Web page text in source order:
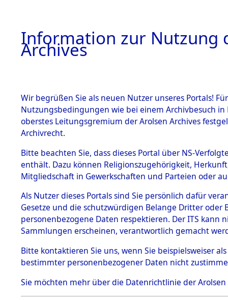
BESTÄNDE
1.
mente
5. Verschiedenes
5.3
Todesmärsche
5.3.1 Alliierte
Erhebungen
zu
Todesmärsch
en
5.3.2
Information zur Nutzung
Archives
Wir begrüßen Sie als neuen Nutzer unseres Portals!
Nutzungsbedingungen wie bei einem Archivbesuch
oberstes Leitungsgremium der Arolsen Archives
Archivrecht.
Bitte beachten Sie, dass dieses Portal über NS-
enthält. Dazu können Religionszugehörigkeit,
Mitgliedschaft in Gewerkschaften und Parteien oder
Als Nutzer dieses Portals sind Sie persönlich dafür
Gesetze und die schutzwürdigen Belange Dritter
personenbezogene Daten respektieren. Der ITS
Sammlungen erscheinen, verantwortlich gemacht
Bitte kontaktieren Sie uns, wenn Sie beispielsweiser
bestimmter personenbezogener Daten nicht
Sie möchten mehr über die Datenrichtlinie der Arolsen